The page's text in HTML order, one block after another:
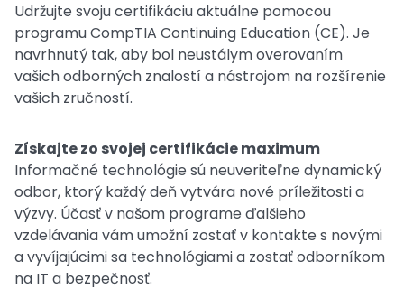
Udržujte svoju certifikáciu aktuálne pomocou
programu CompTIA Continuing Education (CE). Je
navrhnutý tak, aby bol neustálym overovaním
vašich odborných znalostí a nástrojom na rozšírenie
vašich zručností.
Získajte zo svojej certifikácie maximum
Informačné technológie sú neuveriteľne dynamický
odbor, ktorý každý deň vytvára nové príležitosti a
výzvy. Účasť v našom programe ďalšieho
vzdelávania vám umožní zostať v kontakte s novými
a vyvíjajúcimi sa technológiami a zostať odborníkom
na IT a bezpečnosť.